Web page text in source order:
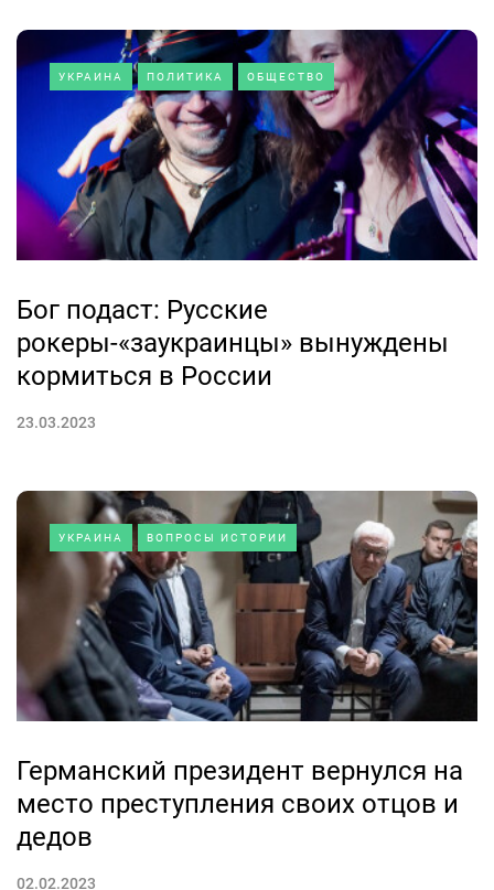
УКРАИНА ПОЛИТИКА ОБЩЕСТВО
Бог подаст: Русские
рокеры-«заукраинцы» вынуждены
кормиться в России
23.03.2023
УКРАИНА ВОПРОСЫ ИСТОРИИ
Германский президент вернулся на
место преступления своих отцов и
дедов
02.02.2023